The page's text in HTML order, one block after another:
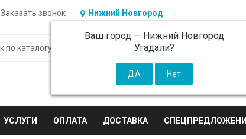
Заказать звонок Нижний Новгород
Ваш город — Нижний Новгород
Угадали?
УСЛУГИ ОПЛАТА ДОСТАВКА